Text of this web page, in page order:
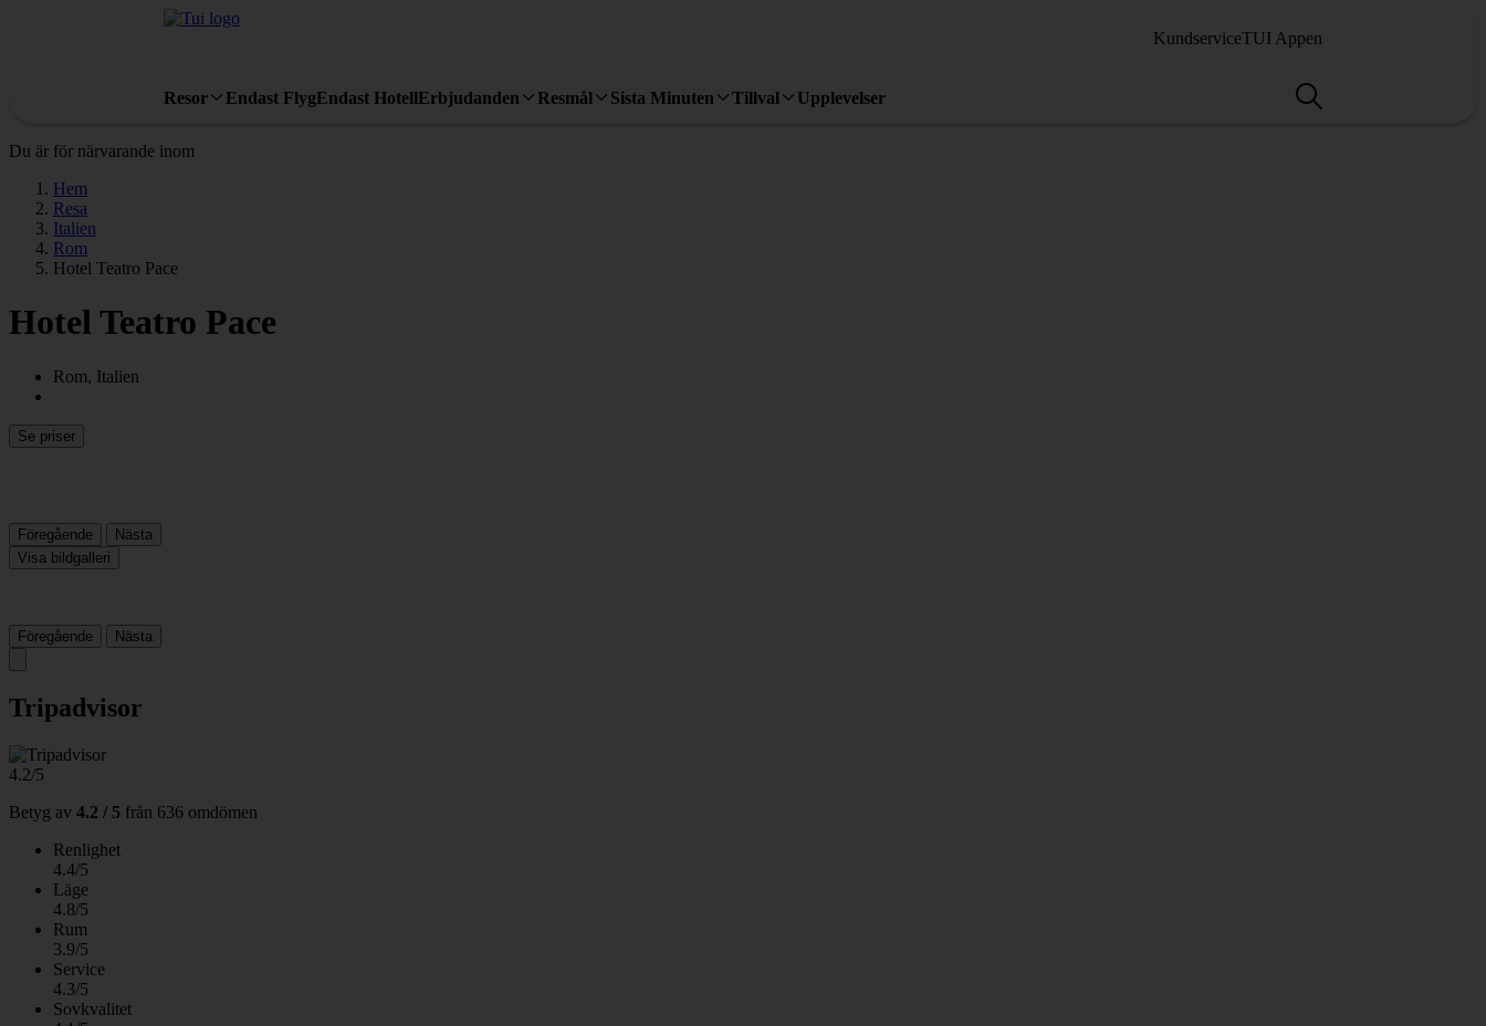
KundserviceTUI Appen
Resor Endast FlygEndast HotellErbjudanden Resmål Sista Minuten Tillval Upplevelser
Du är för närvarande inom
Hem
Resa
Italien
Rom
Hotel Teatro Pace
Hotel Teatro Pace
Rom, Italien
Se priser
Föregående
Nästa
Visa bildgalleri
Föregående Nästa
Tripadvisor
4.2/5
Betyg av 4.2 / 5 från 636 omdömen
Renlighet
4.4/5
Läge
4.8/5
Rum
3.9/5
Service
4.3/5
Sovkvalitet